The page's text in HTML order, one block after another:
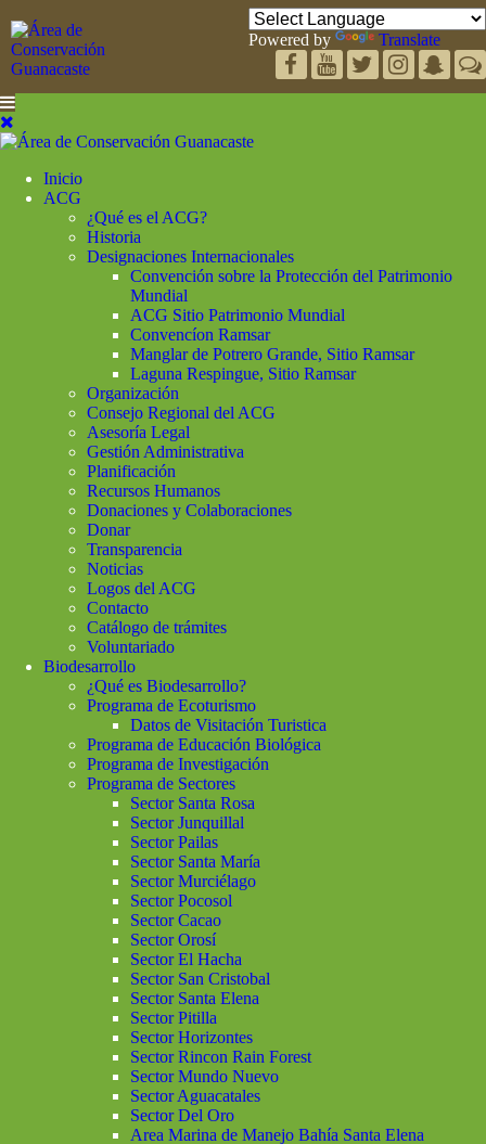
Powered by Translate
Inicio
ACG
¿Qué es el ACG?
Historia
Designaciones Internacionales
Convención sobre la Protección del Patrimonio
Mundial
ACG Sitio Patrimonio Mundial
Convencíon Ramsar
Manglar de Potrero Grande, Sitio Ramsar
Laguna Respingue, Sitio Ramsar
Organización
Consejo Regional del ACG
Asesoría Legal
Gestión Administrativa
Planificación
Recursos Humanos
Donaciones y Colaboraciones
Donar
Transparencia
Noticias
Logos del ACG
Contacto
Catálogo de trámites
Voluntariado
Biodesarrollo
¿Qué es Biodesarrollo?
Programa de Ecoturismo
Datos de Visitación Turistica
Programa de Educación Biológica
Programa de Investigación
Programa de Sectores
Sector Santa Rosa
Sector Junquillal
Sector Pailas
Sector Santa María
Sector Murciélago
Sector Pocosol
Sector Cacao
Sector Orosí
Sector El Hacha
Sector San Cristobal
Sector Santa Elena
Sector Pitilla
Sector Horizontes
Sector Rincon Rain Forest
Sector Mundo Nuevo
Sector Aguacatales
Sector Del Oro
Area Marina de Manejo Bahía Santa Elena